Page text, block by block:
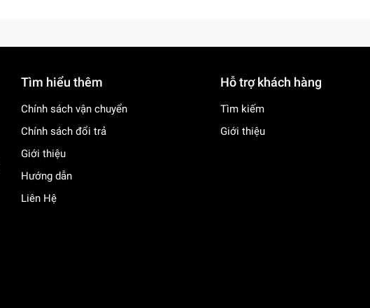
Tìm hiểu thêm
Chính sách vận chuyển
Chính sách đổi trả
Giới thiệu
Hướng dẫn
Liên Hệ
Hỗ trợ khách hàng
Tìm kiếm
Giới thiệu